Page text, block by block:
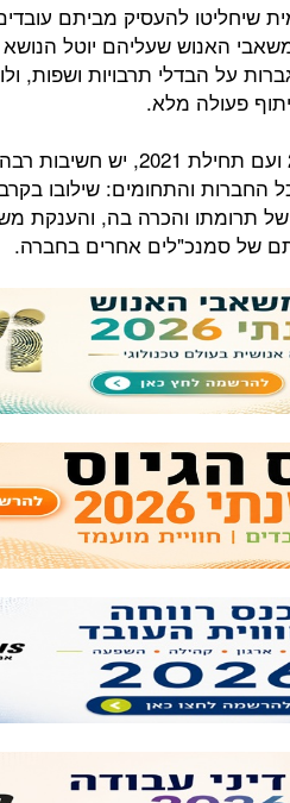
שיחליטו להעסיק מביתם
האנוש שעליהם יוטל הנושא
על הבדלי תרבויות ושפות,
פעולה מלא.
בשורה התחתונה, בתום שנת 2020 ועם
והתחומים: שילובו
תרומתו והכרה בה, והענקת
של סמנכ"לים אחרים בחברה.